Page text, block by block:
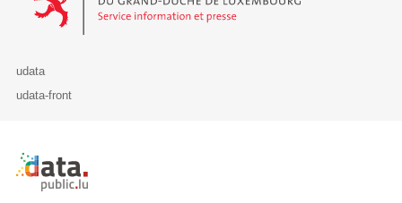
udata
udata-front
Retour à l'accueil de data.public.lu